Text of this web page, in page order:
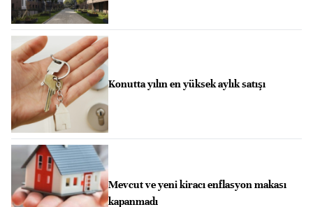
Konutta yılın en yüksek aylık satışı
Mevcut ve yeni kiracı enflasyon makası
kapanmadı